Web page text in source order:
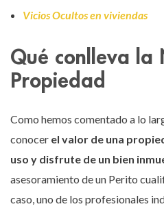
Vicios Ocultos en viviendas
Qué conlleva la
Propiedad
Como hemos comentado a lo
conocer el valor de una
uso y disfrute de un bien
asesoramiento de un Perito
caso, uno de los profesionales